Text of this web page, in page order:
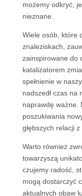
możemy odkryć,
nieznane.
Wiele osób, które
znaleziskach,
zainspirowane do
katalizatorem
spełnienie w
nadszedł czas na
naprawdę ważne.
poszukiwania
głębszych relacji
Warto również
towarzyszą
czujemy radość,
mogą dostarczyć
aktualnych obaw